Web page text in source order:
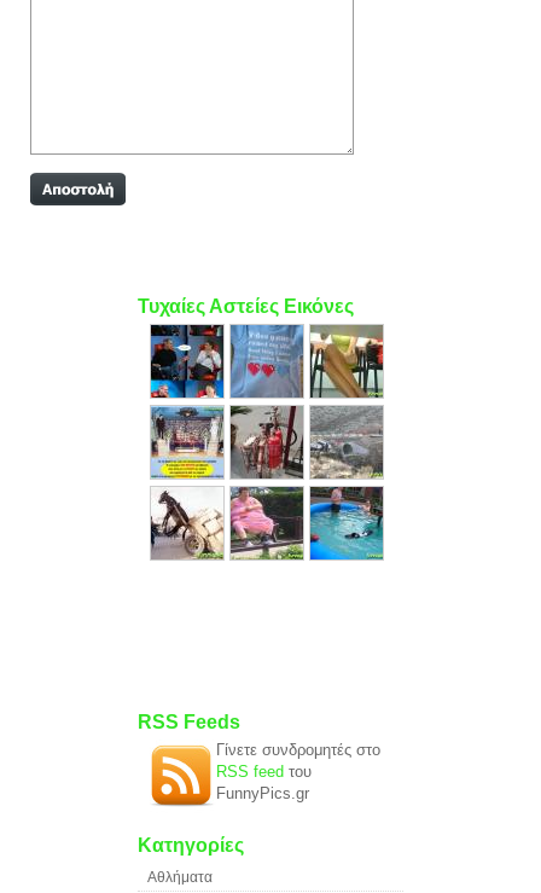
Τυχαίες Αστείες Εικόνες
RSS Feeds
Γίνετε συνδρομητές στο
RSS feed του
FunnyPics.gr
Κατηγορίες
Αθλήματα